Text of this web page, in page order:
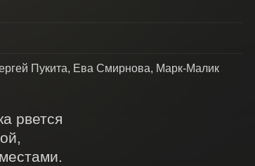
Пукита, Ева Смирнова, Марк-Малик
рвется